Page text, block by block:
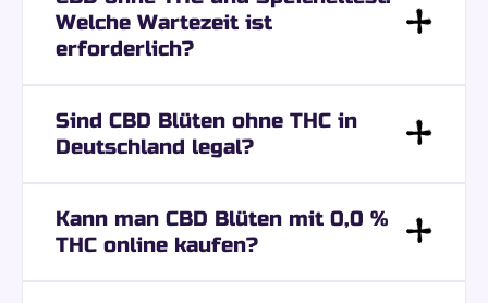
Welche Wartezeit ist
erforderlich?
Sind CBD Blüten ohne THC in
Deutschland legal?
Kann man CBD Blüten mit 0,0 %
THC online kaufen?